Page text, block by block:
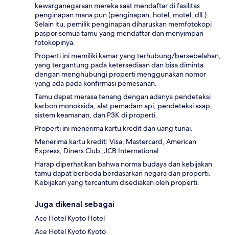
kewarganegaraan mereka saat mendaftar di fasilitas
penginapan mana pun (penginapan, hotel, motel, dll.).
Selain itu, pemilik penginapan diharuskan memfotokopi
paspor semua tamu yang mendaftar dan menyimpan
fotokopinya.
Properti ini memiliki kamar yang terhubung/bersebelahan,
yang tergantung pada ketersediaan dan bisa diminta
dengan menghubungi properti menggunakan nomor
yang ada pada konfirmasi pemesanan.
Tamu dapat merasa tenang dengan adanya pendeteksi
karbon monoksida, alat pemadam api, pendeteksi asap,
sistem keamanan, dan P3K di properti.
Properti ini menerima kartu kredit dan uang tunai.
Menerima kartu kredit: Visa, Mastercard, American
Express, Diners Club, JCB International
Harap diperhatikan bahwa norma budaya dan kebijakan
tamu dapat berbeda berdasarkan negara dan properti.
Kebijakan yang tercantum disediakan oleh properti.
Juga dikenal sebagai
Ace Hotel Kyoto Hotel
Ace Hotel Kyoto Kyoto